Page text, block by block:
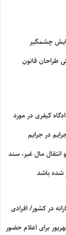
چشمگیر
طراحان قانون
کیفری در مورد
در جرایم
انتقال مال غیر، سند
شده باشد
در کشور/ افرادی
برای اعلام حضور